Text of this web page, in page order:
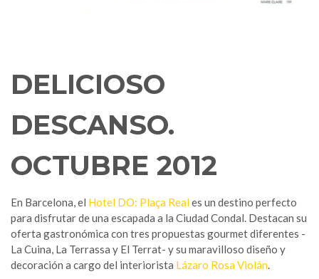
DELICIOSO
DESCANSO.
OCTUBRE 2012
En Barcelona, el Hotel DO: Plaça Reales un destino perfecto
para disfrutar de una escapada a la Ciudad Condal. Destacan su
oferta gastronómica con tres propuestas gourmet diferentes -
La Cuina, La Terrassa y El Terrat- y su maravilloso diseño y
decoración a cargo del interiorista Lázaro Rosa Violán.